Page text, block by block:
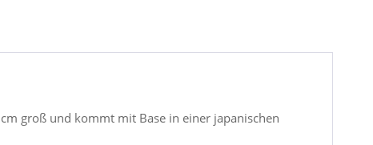
groß und kommt mit Base in einer japanischen